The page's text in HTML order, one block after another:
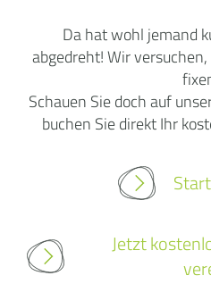
Da hat wohl jemand
abgedreht! Wir
Schauen Sie doch auf
buchen Sie direkt Ihr
Jetzt